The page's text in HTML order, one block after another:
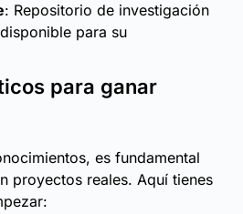
: Repositorio de investigación
para su
para ganar
es fundamental
proyectos reales. Aquí tienes